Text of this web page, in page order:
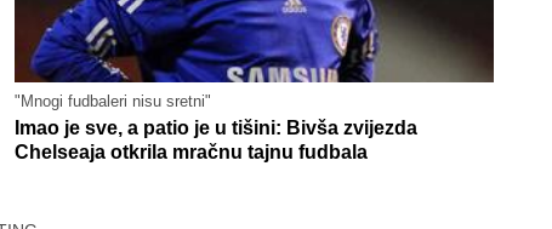
"Mnogi fudbaleri nisu sretni"
Imao je sve, a patio je u tišini: Bivša zvijezda
Chelseaja otkrila mračnu tajnu fudbala